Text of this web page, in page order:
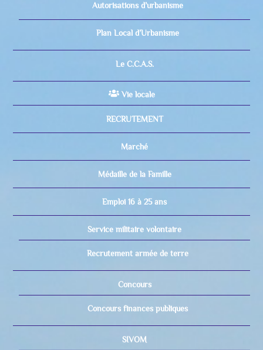
Autorisations d’urbanisme
Plan Local d’Urbanisme
Le C.C.A.S.
Vie locale
RECRUTEMENT
Marché
Médaille de la Famille
Emploi 16 à 25 ans
Service militaire volontaire
Recrutement armée de terre
Concours
Concours finances publiques
SIVOM